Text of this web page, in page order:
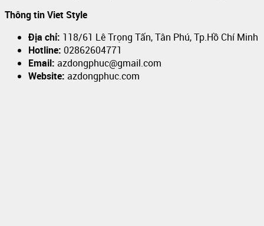
Thông tin Viet Style
Địa chỉ: 118/61 Lê Trọng Tấn, Tân Phú, Tp.Hồ Chí Minh
Hotline: 02862604771
Email: azdongphuc@gmail.com
Website: azdongphuc.com